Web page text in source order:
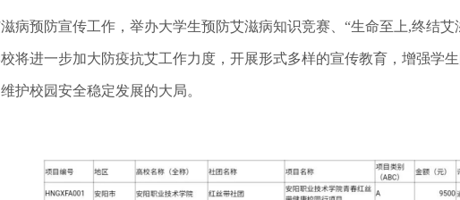
预防宣传工作，举办大学生预防艾滋病知识竞赛、“生命至上,终结艾
将进一步加大防疫抗艾工作力度，开展形式多样的宣传教育，增强学
护校园安全稳定发展的大局。